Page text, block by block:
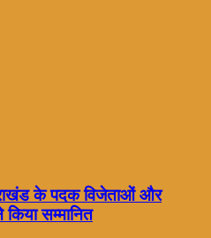
के पदक विजेताओं और
किया सम्मानित